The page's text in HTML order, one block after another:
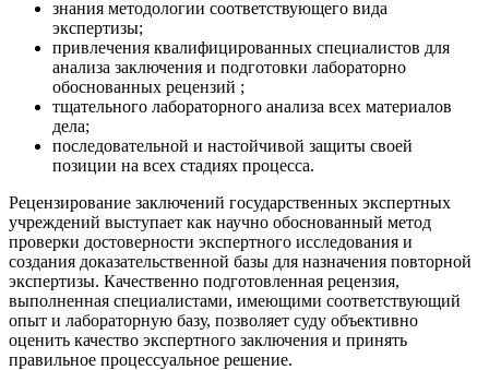
знания методологии соответствующего вида
экспертизы;
привлечения квалифицированных специалистов для
анализа заключения и подготовки лабораторно
обоснованных рецензий ;
тщательного лабораторного анализа всех материалов
дела;
последовательной и настойчивой защиты своей
позиции на всех стадиях процесса.
Рецензирование заключений государственных экспертных
учреждений выступает как научно обоснованный метод
проверки достоверности экспертного исследования и
создания доказательственной базы для назначения повторной
экспертизы. Качественно подготовленная рецензия,
выполненная специалистами, имеющими соответствующий
опыт и лабораторную базу, позволяет суду объективно
оценить качество экспертного заключения и принять
правильное процессуальное решение.